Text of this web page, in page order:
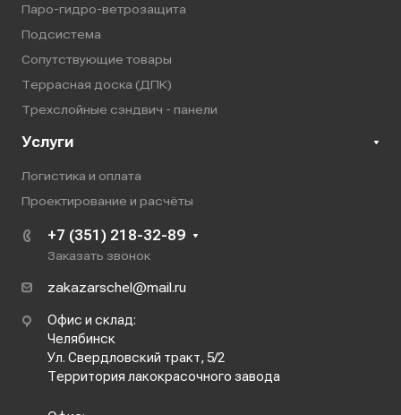
Паро-гидро-ветрозащита
Подсистема
Сопутствующие товары
Террасная доска (ДПК)
Трехслойные сэндвич - панели
Услуги
Логистика и оплата
Проектирование и расчёты
+7 (351) 218-32-89
Заказать звонок
zakazarschel@mail.ru
Офис и склад:
Челябинск
Ул. Свердловский тракт, 5/2
Территория лакокрасочного завода